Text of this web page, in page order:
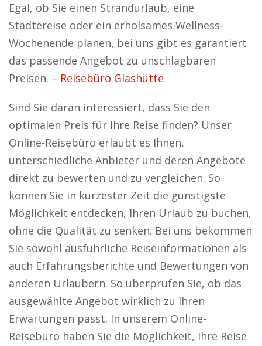
Egal, ob Sie einen Strandurlaub, eine
Städtereise oder ein erholsames Wellness-
Wochenende planen, bei uns gibt es garantiert
das passende Angebot zu unschlagbaren
Preisen. – Reisebüro Glashütte
Sind Sie daran interessiert, dass Sie den
optimalen Preis für Ihre Reise finden? Unser
Online-Reisebüro erlaubt es Ihnen,
unterschiedliche Anbieter und deren Angebote
direkt zu bewerten und zu vergleichen. So
können Sie in kürzester Zeit die günstigste
Möglichkeit entdecken, Ihren Urlaub zu buchen,
ohne die Qualität zu senken. Bei uns bekommen
Sie sowohl ausführliche Reiseinformationen als
auch Erfahrungsberichte und Bewertungen von
anderen Urlaubern. So überprüfen Sie, ob das
ausgewählte Angebot wirklich zu Ihren
Erwartungen passt. In unserem Online-
Reisebüro haben Sie die Möglichkeit, Ihre Reise